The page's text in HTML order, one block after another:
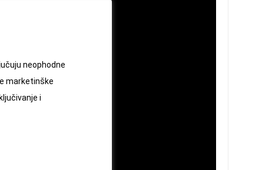
neophodne
marketinške
i